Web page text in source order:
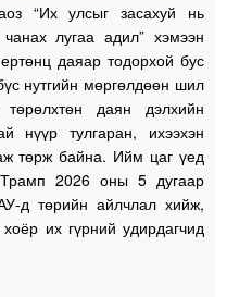
“Их улсыг засахуй нь
лугаа адил” хэмээн
даяар тодорхой бус
нутгийн мөргөлдөөн шил
даян дэлхийн
нүүр тулгаран, ихээхэн
төрж байна. Ийм цаг үед
2026 оны 5 дугаар
д төрийн айлчлал хийж,
их гүрний удирдагчид